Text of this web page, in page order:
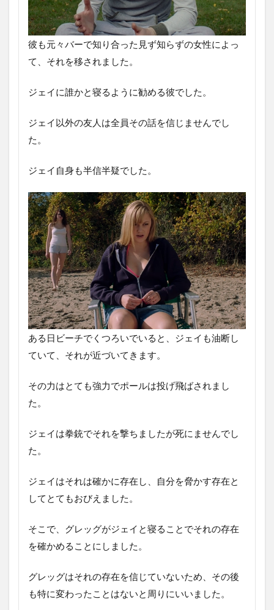
彼も元々バーで知り合った見ず知らずの女性によっ
て、それを移されました。
ジェイに誰かと寝るように勧める彼でした。
ジェイ以外の友人は全員その話を信じませんでし
た。
ジェイ自身も半信半疑でした。
ある日ビーチでくつろいでいると、ジェイも油断し
ていて、それが近づいてきます。
その力はとても強力でポールは投げ飛ばされまし
た。
ジェイは拳銃でそれを撃ちましたが死にませんでし
た。
ジェイはそれは確かに存在し、自分を脅かす存在と
してとてもおびえました。
そこで、グレッグがジェイと寝ることでそれの存在
を確かめることにしました。
グレッグはそれの存在を信じていないため、その後
も特に変わったことはないと周りにいいました。